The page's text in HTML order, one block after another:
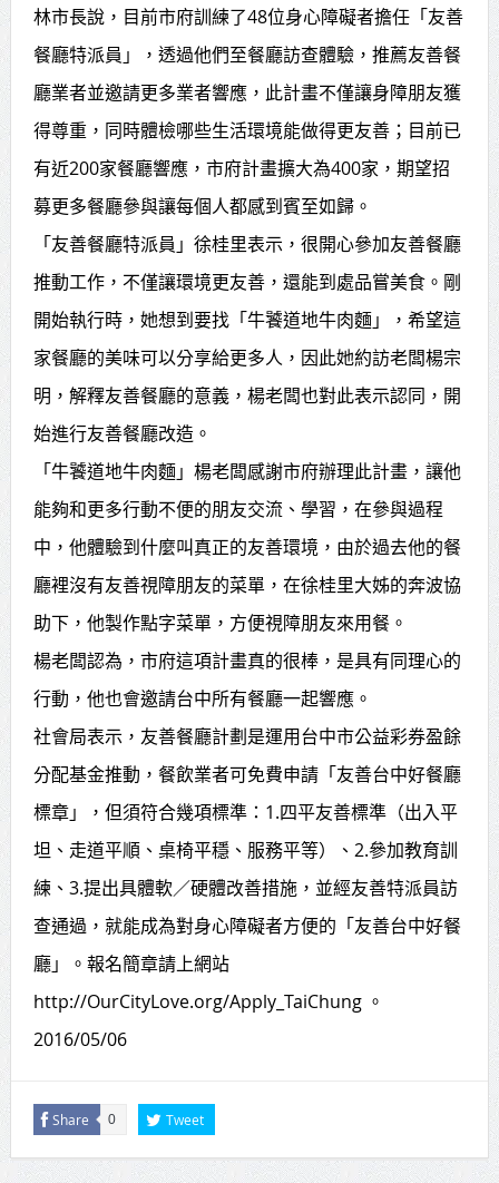
林市長說，目前市府訓練了48位身心障礙者擔任「友善
餐廳特派員」，透過他們至餐廳訪查體驗，推薦友善餐
廳業者並邀請更多業者響應，此計畫不僅讓身障朋友獲
得尊重，同時體檢哪些生活環境能做得更友善；目前已
有近200家餐廳響應，市府計畫擴大為400家，期望招
募更多餐廳參與讓每個人都感到賓至如歸。
「友善餐廳特派員」徐桂里表示，很開心參加友善餐廳
推動工作，不僅讓環境更友善，還能到處品嘗美食。剛
開始執行時，她想到要找「牛饕道地牛肉麵」，希望這
家餐廳的美味可以分享給更多人，因此她約訪老闆楊宗
明，解釋友善餐廳的意義，楊老闆也對此表示認同，開
始進行友善餐廳改造。
「牛饕道地牛肉麵」楊老闆感謝市府辦理此計畫，讓他
能夠和更多行動不便的朋友交流、學習，在參與過程
中，他體驗到什麼叫真正的友善環境，由於過去他的餐
廳裡沒有友善視障朋友的菜單，在徐桂里大姊的奔波協
助下，他製作點字菜單，方便視障朋友來用餐。
楊老闆認為，市府這項計畫真的很棒，是具有同理心的
行動，他也會邀請台中所有餐廳一起響應。
社會局表示，友善餐廳計劃是運用台中市公益彩券盈餘
分配基金推動，餐飲業者可免費申請「友善台中好餐廳
標章」，但須符合幾項標準：1.四平友善標準（出入平
坦、走道平順、桌椅平穩、服務平等）、2.參加教育訓
練、3.提出具體軟／硬體改善措施，並經友善特派員訪
查通過，就能成為對身心障礙者方便的「友善台中好餐
廳」。報名簡章請上網站
http://OurCityLove.org/Apply_TaiChung 。
2016/05/06
Share 0 Tweet